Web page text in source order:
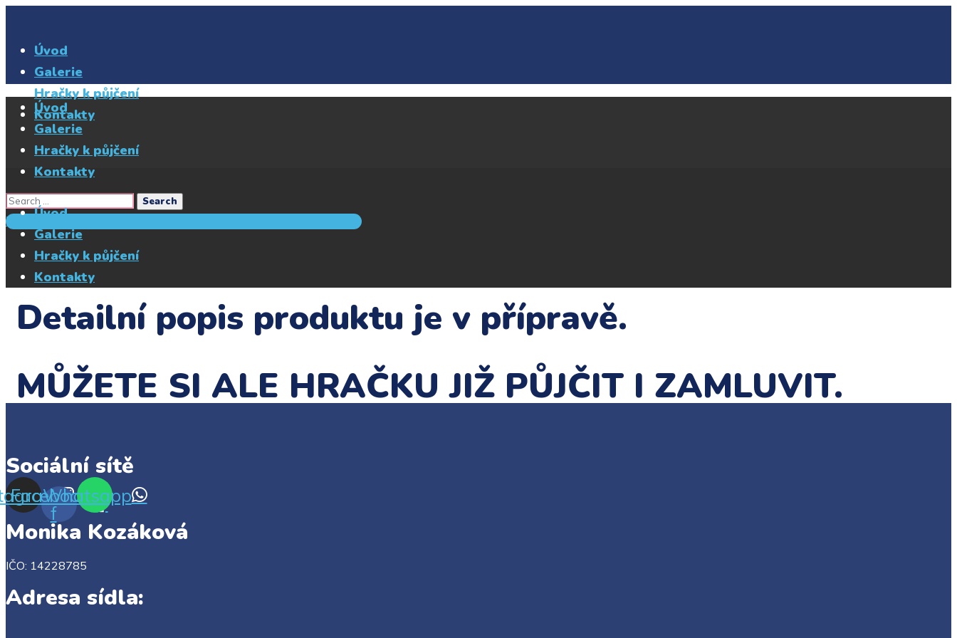
Úvod
Galerie
Hračky k půjčení
Kontakty
info@pujcimsihracku.cz
Úvod
Galerie
Hračky k půjčení
Kontakty
Úvod
Galerie
Hračky k půjčení
Kontakty
Detailní popis produktu je v přípravě.
MŮŽETE SI ALE HRAČKU JIŽ PŮJČIT I ZAMLUVIT.
Sociální sítě
Facebook-
f
Whatsapp
Monika Kozáková
IČO: 14228785
Adresa sídla: